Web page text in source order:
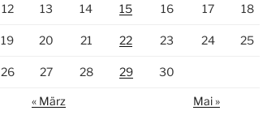
12 13 14 15 16 17 18
19 20 21 22 23 24 25
26 27 28 29 30
« März Mai »